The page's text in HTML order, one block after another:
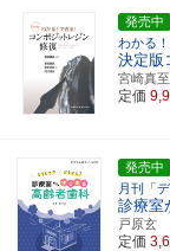
発売中
わかる
決定版
宮崎真
定価
発売中
月刊「
診療室
戸原玄
定価